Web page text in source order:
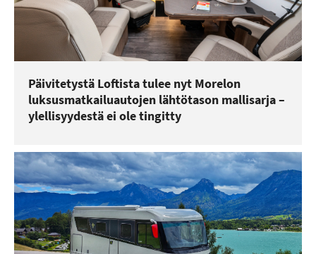
Päivitetystä Loftista tulee nyt Morelon
luksusmatkailuautojen lähtötason mallisarja –
ylellisyydestä ei ole tingitty